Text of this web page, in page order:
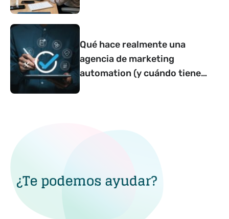
Qué hace realmente una
agencia de marketing
automation (y cuándo tiene